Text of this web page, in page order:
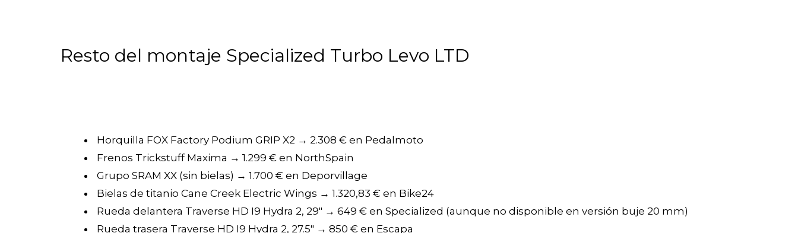
Resto del montaje Specialized Turbo Levo LTD
Horquilla FOX Factory Podium GRIP X2 → 2.308 € en Pedalmoto
Frenos Trickstuff Maxima → 1.299 € en NorthSpain
Grupo SRAM XX (sin bielas) → 1.700 € en Deporvillage
Bielas de titanio Cane Creek Electric Wings → 1.320,83 € en Bike24
Rueda delantera Traverse HD I9 Hydra 2, 29" → 649 € en Specialized (aunque no disponible en versión buje 20 mm)
Rueda trasera Traverse HD I9 Hydra 2, 27.5" → 850 € en Escapa